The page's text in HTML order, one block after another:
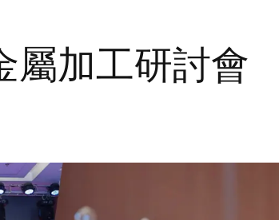
屬加工研討會